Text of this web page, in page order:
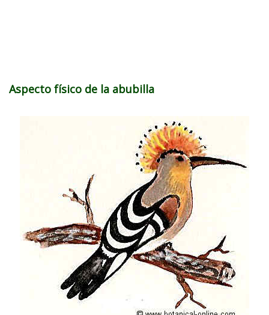
Aspecto físico de la abubilla